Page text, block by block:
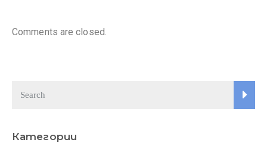
Comments are closed.
Категории